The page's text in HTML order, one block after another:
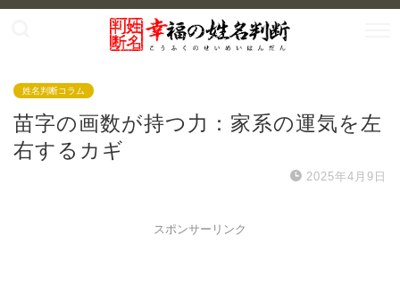
姓名判断コラム
苗字の画数が持つ力：家系の運気を左
右するカギ
2025年4月9日
スポンサーリンク